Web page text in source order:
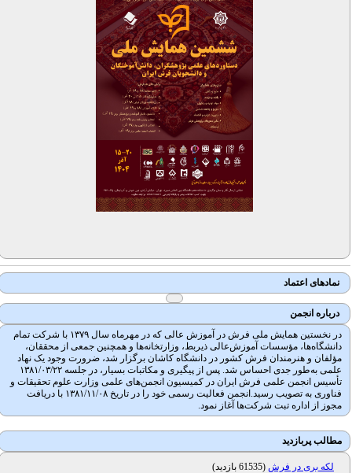
نمادهای اعتماد
درباره انجمن
در نخستین همایش ملی فرش در آموزش عالی که در مهرماه سال ۱۳۷۹ با شرکت تمام
دانشگاه‌ها، مؤسسات آموزش‌عالی ذیربط، وزارتخانه‌ها و همچنین جمعی از محققان،
مؤلفان و هنرمندان فرش کشور در دانشگاه کاشان برگزار شد، ضرورت وجود یک نهاد
علمی به‌طور جدی احساس شد. پس از پیگیری و مکاتبات بسیار، در جلسه ۱۳۸۱/۰۳/۲۲
تأسیس انجمن علمی فرش ایران در کمیسیون انجمن‌های علمی وزارت علوم تحقیقات و
فناوری به تصویب رسید.انجمن فعالیت رسمی خود را در تاریخ ۱۳۸۱/۱۱/۰۸ با دریافت
مجوز از اداره تبت شرکت‌ها آغاز نمود.
مطالب پربازدید
لکه بری در فرش( 61535 بازدید
)